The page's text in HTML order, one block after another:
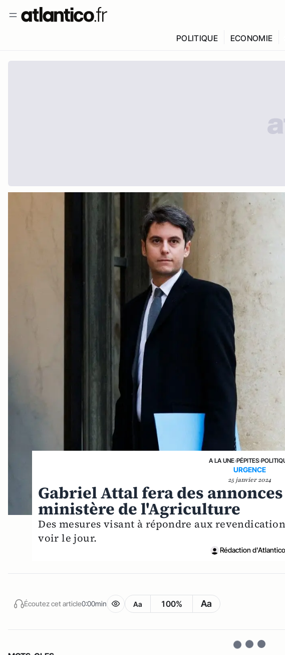
POLITIQUE ECONOMIE
A LA UNE›PÉPITES›
URGENCE
25 janvier 2024
Gabriel Attal fera des
ministère de l'Agriculture
Des mesures visant à répondre aux
voir le jour.
Rédaction d'Atlantico
Écoutez cet article0:00min Aa 100% Aa